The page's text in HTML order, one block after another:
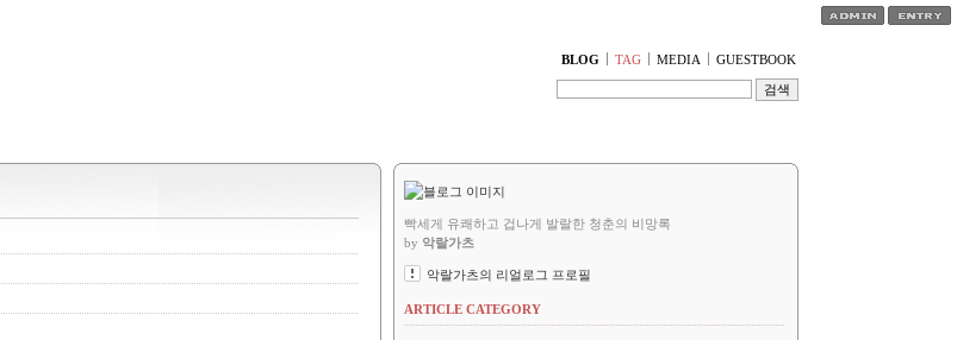
BLOG TAG MEDIA GUESTBOOK
빡세게 유쾌하고 겁나게 발랄한 청춘의 비망록
by 악랄가츠
악랄가츠의 리얼로그 프로필
ARTICLE CATEGORY
티스토리툴바